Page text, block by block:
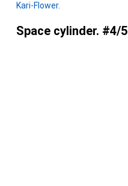
Kari-Flower.
Space cylinder. #4/5